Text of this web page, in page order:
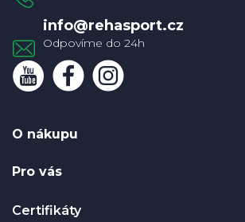
info@rehasport.cz
O nákupu
Pro vás
Certifikáty